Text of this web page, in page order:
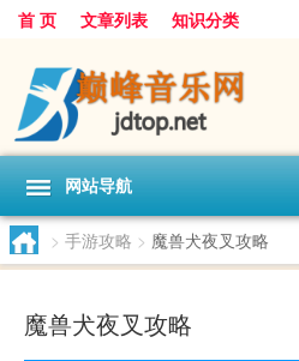
首 页 文章列表 知识分类
网站导航
> 手游攻略 > 魔兽犬夜叉攻略
魔兽犬夜叉攻略